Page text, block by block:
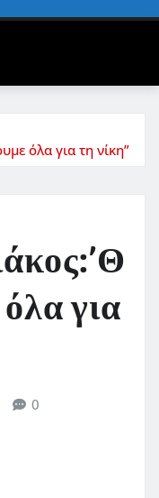
όλα για τη νίκη”
για
0